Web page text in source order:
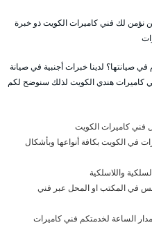
نؤمن لك فني كاميرات الكويت ذو خبرة
صيانتها؟ لدينا خبرات أجنبية في صيانة
فني كاميرات هندي الكويت لذلك سنوضح لكم
فني كاميرات الكويت
في الكويت بكافة أنواعها وبأشكال
واللاسلكية
في المكتب او المحل عبر فني
الساعة لخدمتكم فني كاميرات